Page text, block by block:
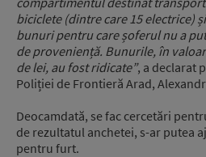
biciclete (dintre care 15 electrice)
bunuri pentru care șoferul nu a
de proveniență. Bunurile, în
de lei, au fost ridicate”, a declarat
Poliției de Frontieră Arad,
Deocamdată, se fac cercetări
de rezultatul anchetei, s-ar putea
pentru furt.